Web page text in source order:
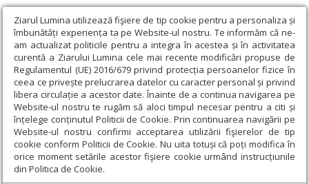
Ziarul Lumina utilizează fişiere de tip cookie pentru a personaliza și
îmbunătăți experiența ta pe Website-ul nostru. Te informăm că ne-
am actualizat politicile pentru a integra în acestea și în activitatea
curentă a Ziarului Lumina cele mai recente modificări propuse de
Regulamentul (UE) 2016/679 privind protecția persoanelor fizice în
ceea ce privește prelucrarea datelor cu caracter personal și privind
libera circulație a acestor date. Înainte de a continua navigarea pe
Website-ul nostru te rugăm să aloci timpul necesar pentru a citi și
înțelege conținutul Politicii de Cookie. Prin continuarea navigării pe
Website-ul nostru confirmi acceptarea utilizării fişierelor de tip
cookie conform Politicii de Cookie. Nu uita totuși că poți modifica în
orice moment setările acestor fişiere cookie urmând instrucțiunile
din Politica de Cookie.
Ziarul Lumina › Actualitate religioasă › Știri › Hirotonii în biserica
Parohiei Modelu din județul Călărași
Hirotonii în biserica Parohiei Modelu din
județul Călărași